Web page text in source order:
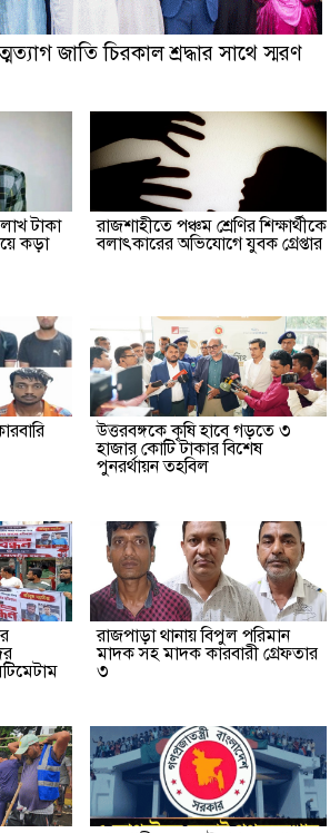
জাতি চিরকাল শ্রদ্ধার সাথে স্মরণ
টাকা
কড়া
রাজশাহীতে পঞ্চম শ্রেণির শিক্ষার্থীকে
বলাৎকারের অভিযোগে যুবক গ্রেপ্তার
উত্তরবঙ্গকে কৃষি হাবে গড়তে ৩
হাজার কোটি টাকার বিশেষ
পুনরর্থায়ন তহবিল
রাজপাড়া থানায় বিপুল পরিমান
মাদক সহ মাদক কারবারী গ্রেফতার
৩